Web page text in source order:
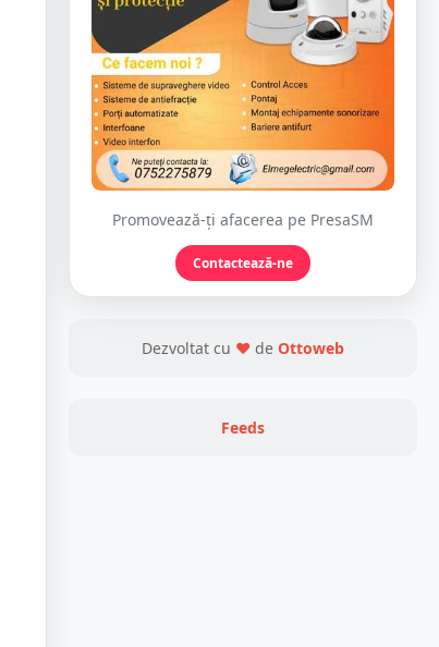
Promovează-ți afacerea pe PresaSM
Contactează-ne
Dezvoltat cu ❤ de Ottoweb
Feeds